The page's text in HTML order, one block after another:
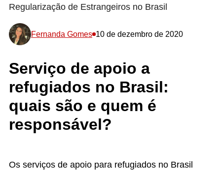
Regularização de Estrangeiros no Brasil
Fernanda Gomes 10 de dezembro de 2020
Serviço de apoio a
refugiados no Brasil:
quais são e quem é
responsável?
Os serviços de apoio para refugiados no Brasil